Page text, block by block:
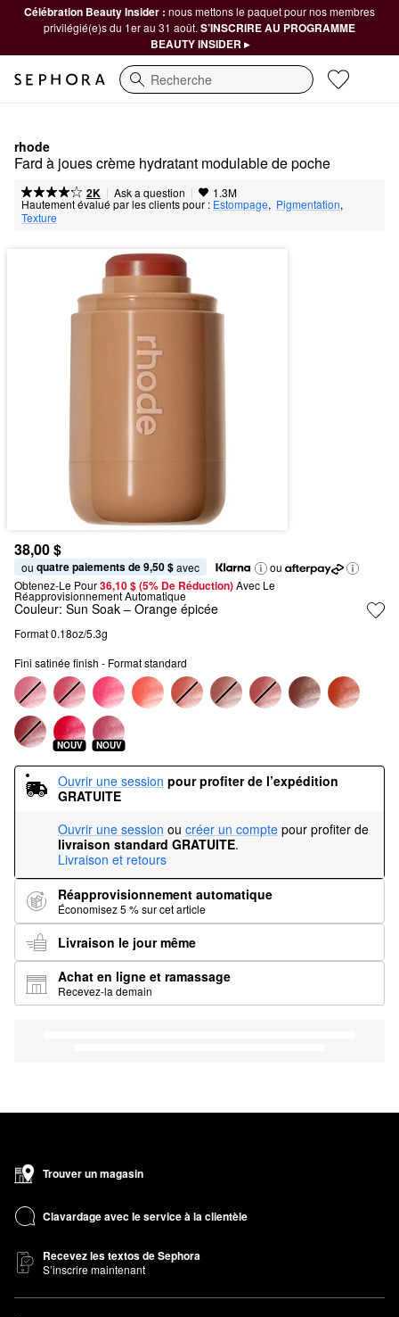
Célébration Beauty Insider : nous mettons le paquet pour nos membres
privilégié(e)s du 1er au 31 août. S’INSCRIRE AU PROGRAMME
BEAUTY INSIDER ▸
Recherche
rhode
Fard à joues crème hydratant modulable de poche
2K | Ask a question | 1.3M
Hautement évalué par les clients pour : Estompage, Pigmentation,
Texture
38,00 $
ou quatre paiements de 9,50 $ avec
ou
Obtenez-Le Pour36,10 $ (5% De Réduction) Avec Le
Réapprovisionnement Automatique
Couleur: Sun Soak – Orange épicée
Format 0.18oz/5.3g
Fini satinée finish - Format standard
NOUV NOUV
Ouvrir une session pour profiter de l’expédition
GRATUITE
Ouvrir une session ou créer un compte pour profiter de
livraison standard GRATUITE.
Livraison et retours
Réapprovisionnement automatique
Économisez 5 % sur cet article
Livraison le jour même
Achat en ligne et ramassage
Recevez-la demain
Trouver un magasin
Clavardage avec le service à la clientèle
Recevez les textos de Sephora
S’inscrire maintenant